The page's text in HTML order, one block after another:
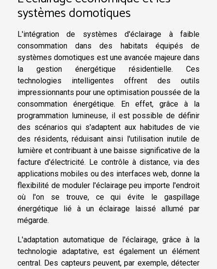
systèmes domotiques
L'intégration de systèmes d'éclairage à faible
consommation dans des habitats équipés de
systèmes domotiques est une avancée majeure dans
la gestion énergétique résidentielle. Ces
technologies intelligentes offrent des outils
impressionnants pour une optimisation poussée de la
consommation énergétique. En effet, grâce à la
programmation lumineuse, il est possible de définir
des scénarios qui s'adaptent aux habitudes de vie
des résidents, réduisant ainsi l'utilisation inutile de
lumière et contribuant à une baisse significative de la
facture d'électricité. Le contrôle à distance, via des
applications mobiles ou des interfaces web, donne la
flexibilité de moduler l'éclairage peu importe l'endroit
où l'on se trouve, ce qui évite le gaspillage
énergétique lié à un éclairage laissé allumé par
mégarde.
L'adaptation automatique de l'éclairage, grâce à la
technologie adaptative, est également un élément
central. Des capteurs peuvent, par exemple, détecter